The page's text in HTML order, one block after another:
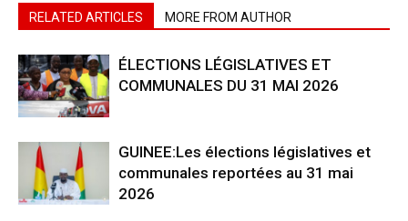
RELATED ARTICLES MORE FROM AUTHOR
ÉLECTIONS LÉGISLATIVES ET
COMMUNALES DU 31 MAI 2026
GUINEE:Les élections législatives et
communales reportées au 31 mai
2026